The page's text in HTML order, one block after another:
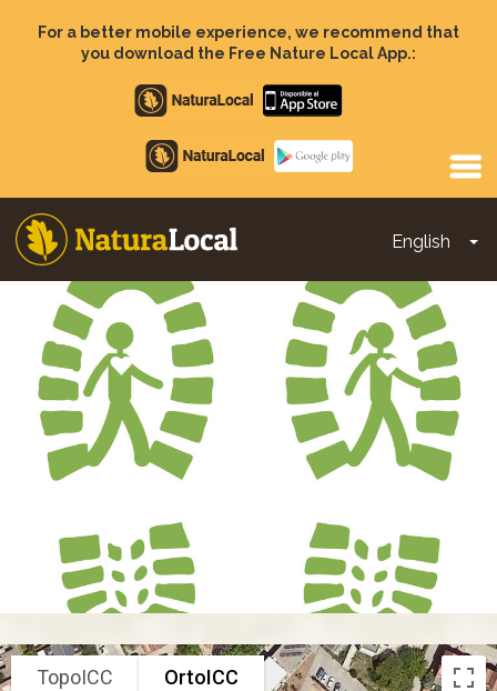
For a better mobile experience, we recommend that
you download the Free Nature Local App.:
Apple
store
Google
Play
English
Main
navigation
TopoICC OrtoICC